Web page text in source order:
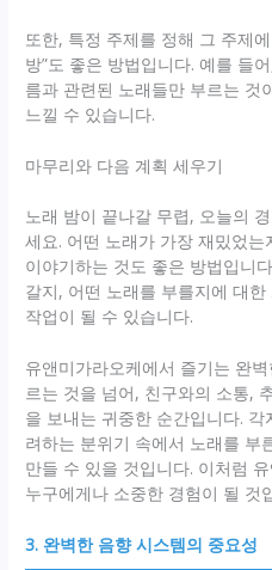
또한, 특정 주제를 정해 그 주제
방”도 좋은 방법입니다. 예를 들
름과 관련된 노래들만 부르는 것
느낄 수 있습니다.
마무리와 다음 계획 세우기
노래 밤이 끝나갈 무렵, 오늘의
세요. 어떤 노래가 가장 재밌었
이야기하는 것도 좋은 방법입니
갈지, 어떤 노래를 부를지에 대
작업이 될 수 있습니다.
유앤미가라오케에서 즐기는 완
르는 것을 넘어, 친구와의 소통,
을 보내는 귀중한 순간입니다.
려하는 분위기 속에서 노래를 부
만들 수 있을 것입니다. 이처럼
누구에게나 소중한 경험이 될 것
3. 완벽한 음향 시스템의 중요성